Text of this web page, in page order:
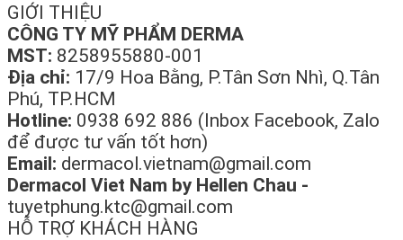
GIỚI THIỆU
CÔNG TY MỸ PHẨM DERMA
MST: 8258955880-001
Địa chỉ: 17/9 Hoa Bằng, P.Tân Sơn Nhì, Q.Tân
Phú, TP.HCM
Hotline: 0938 692 886 (Inbox Facebook, Zalo
để được tư vấn tốt hơn)
Email: dermacol.vietnam@gmail.com
Dermacol Viet Nam by Hellen Chau -
tuyetphung.ktc@gmail.com
HỖ TRỢ KHÁCH HÀNG